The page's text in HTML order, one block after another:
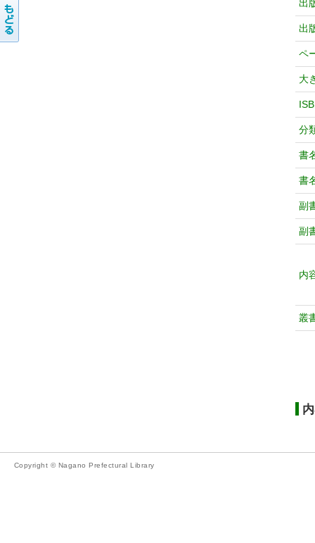
出
出
ペ
大
分
書
書
副
副
内
叢
Copyright © Nagano Prefectural Library